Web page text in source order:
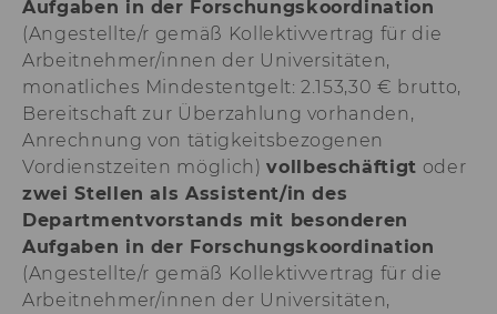
Aufgaben in der Forschungskoordination
(Angestellte/r gemäß Kollektivvertrag für die
Arbeitnehmer/innen der Universitäten,
monatliches Mindestentgelt: 2.153,30 € brutto,
Bereitschaft zur Überzahlung vorhanden,
Anrechnung von tätigkeitsbezogenen
Vordienstzeiten möglich)vollbeschäftigt oder
zwei Stellen als Assistent/in des
Departmentvorstands mit besonderen
Aufgaben in der Forschungskoordination
(Angestellte/r gemäß Kollektivvertrag für die
Arbeitnehmer/innen der Universitäten,
aam_uuid
Dieses Cookie
Synchronisierung
Audience
AMCV_XXX_at_AdobeOrg
Dieses Cookie
eindeutige
Adobe Experience
li_mc
Dieses Cookie
temporärer
Es dient dazu,
des/ der Nutzer*in
Datenbank client-
verfügbar zu